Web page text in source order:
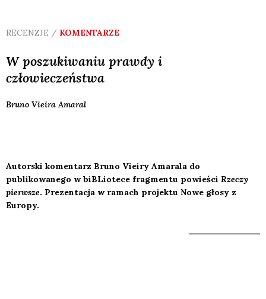
RECENZJE / KOMENTARZE
W poszukiwaniu prawdy i
człowieczeństwa
Bruno Vieira Amaral
Autorski komentarz Bruno Vieiry Amarala do
publikowanego w biBLiotece fragmentu powieści Rzeczy
pierwsze. Prezentacja w ramach projektu Nowe głosy z
Europy.